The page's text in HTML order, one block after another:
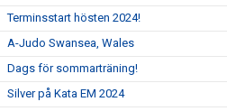
Terminsstart hösten 2024!
A-Judo Swansea, Wales
Dags för sommarträning!
Silver på Kata EM 2024